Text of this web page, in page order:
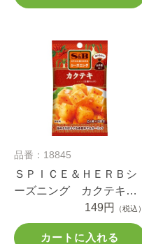
品番：18845
ＳＰＩＣＥ＆ＨＥＲＢシ
ーズニング カクテキ
149円 （税込）
カートに入れる